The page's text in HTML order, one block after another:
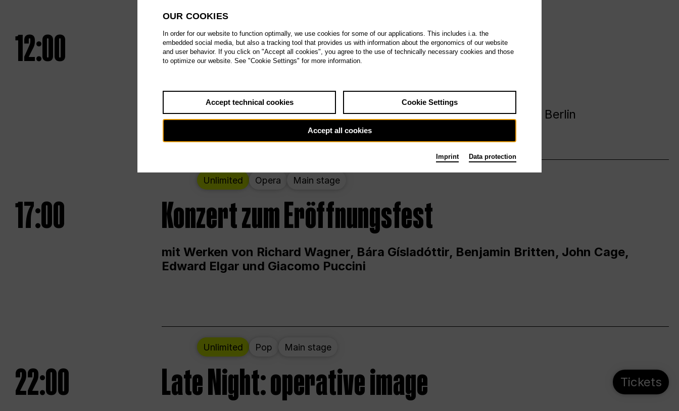
Unlimited
12:00 UNLESS THE PEOPLE LIVE HERE
Von Samstag 12.00 bis Sonntag 18.00 in und um die Deutsche Oper Berlin
Unlimited Opera Main stage
17:00 Konzert zum Eröffnungsfest
mit Werken von Richard Wagner, Bára Gísladóttir, Benjamin Britten, John Cage,
Edward Elgar und Giacomo Puccini
Unlimited Pop Main stage
22:00 Late Night: operative image Tickets
OUR COOKIES
In order for our website to function optimally, we use cookies for some of our applications. This includes i.a. the
embedded social media, but also a tracking tool that provides us with information about the ergonomics of our website
and user behavior. If you click on "Accept all cookies", you agree to the use of technically necessary cookies and those
to optimize our website. See "Cookie Settings" for more information.
Accept technical cookies Cookie Settings
Accept all cookies
Imprint Data protection